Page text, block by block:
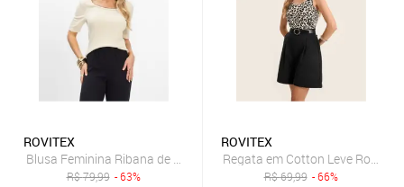
ROVITEX
Blusa Feminina Ribana de Viscose Rovitex Bege
R$79,99 - 63%
ROVITEX
Regata em Cotton Leve Rovitex
R$69,99 - 66%